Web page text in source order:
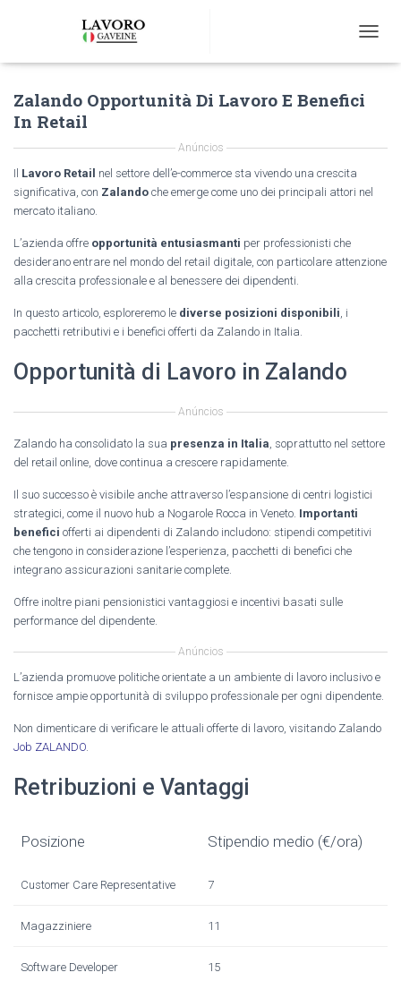
O
N
I
I
Zalando Opportunità Di Lavoro E Benefici
In Retail
Anúncios
Il Lavoro Retail nel settore dell’e-commerce sta vivendo una crescita
significativa, con Zalando che emerge come uno dei principali attori nel
mercato italiano.
L’azienda offre opportunità entusiasmanti per professionisti che
desiderano entrare nel mondo del retail digitale, con particolare attenzione
alla crescita professionale e al benessere dei dipendenti.
In questo articolo, esploreremo le diverse posizioni disponibili , i
pacchetti retributivi e i benefici offerti da Zalando in Italia.
Opportunità di Lavoro in Zalando
Anúncios
Zalando ha consolidato la sua presenza in Italia , soprattutto nel settore
del retail online, dove continua a crescere rapidamente.
Il suo successo è visibile anche attraverso l’espansione di centri logistici
strategici, come il nuovo hub a Nogarole Rocca in Veneto. Importanti
benefici offerti ai dipendenti di Zalando includono: stipendi competitivi
che tengono in considerazione l’esperienza, pacchetti di benefici che
integrano assicurazioni sanitarie complete.
Offre inoltre piani pensionistici vantaggiosi e incentivi basati sulle
performance del dipendente.
Anúncios
L’azienda promuove politiche orientate a un ambiente di lavoro inclusivo e
fornisce ampie opportunità di sviluppo professionale per ogni dipendente.
Non dimenticare di verificare le attuali offerte di lavoro, visitando Zalando
Job ZALANDO
Retribuzioni e Vantaggi
Posizione Stipendio medio (€/ora)
Customer Care Representative 7
Magazziniere 11
Software Developer 15